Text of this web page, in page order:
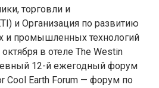
торговли и
и Организация по развитию
и промышленных технологий
в отеле The Westin
12-й ежегодный форум
Cool Earth Forum — форум по